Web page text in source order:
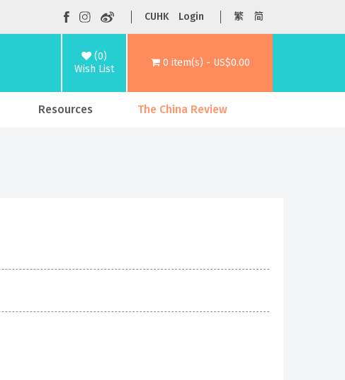
CUHK Login 繁 简
(0)
Wish List
0 item(s) - US$0.00
Resources The China Review